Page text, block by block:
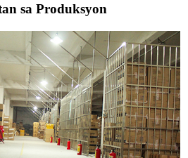
sa Produksyon